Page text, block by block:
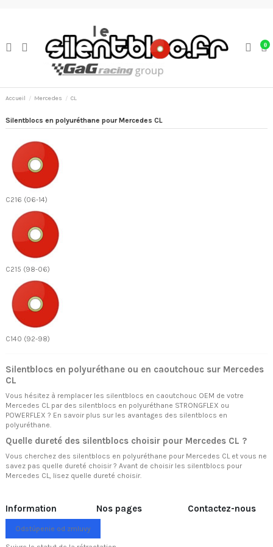
0
Accueil Mercedes CL
Silentblocs en polyuréthane pour Mercedes CL
C216 (06-14)
C215 (98-06)
C140 (92-98)
Silentblocs en polyuréthane ou en caoutchouc sur Mercedes
CL
Vous hésitez à remplacer les silentblocs en caoutchouc OEM de votre
Mercedes CL par des silentblocs en polyuréthane STRONGFLEX ou
POWERFLEX ? En savoir plus sur les avantages des silentblocs en
polyuréthane.
Quelle dureté des silentblocs choisir pour Mercedes CL ?
Vous cherchez des silentblocs en polyuréthane pour Mercedes CL et vous ne
savez pas quelle dureté choisir ? Avant de choisir les silentblocs pour
Mercedes CL, lisez quelle dureté choisir.
Information Nos pages Contactez-nous
Odstúpenie od zmluvy